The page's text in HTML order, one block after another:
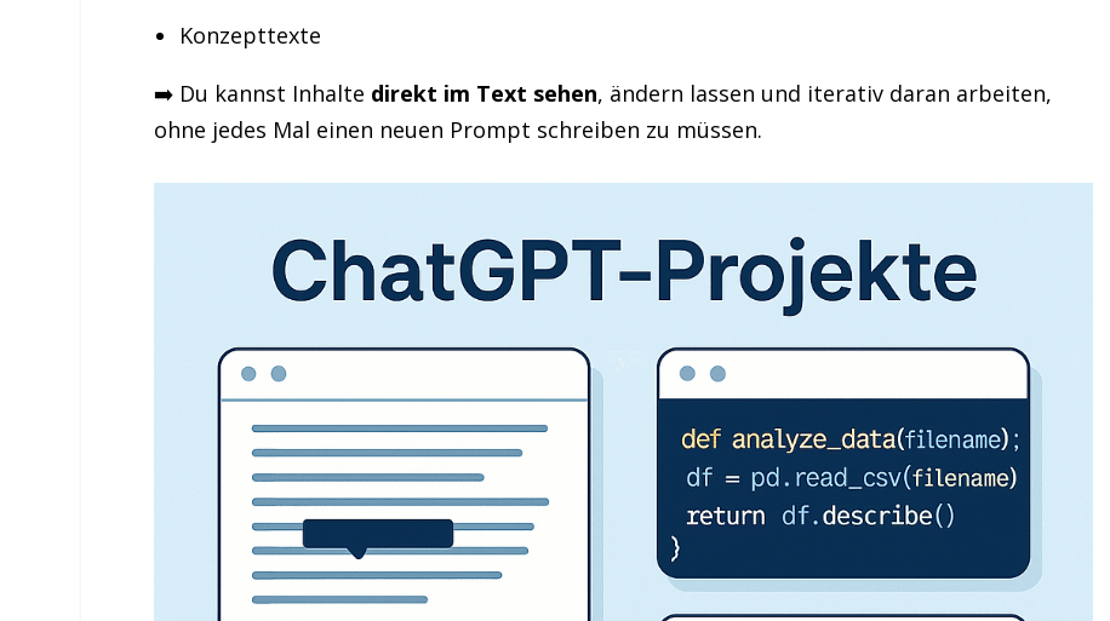
Konzepttexte
➡️ Du kannst Inhalte direkt im Text sehen, ändern lassen und iterativ daran arbeiten,
ohne jedes Mal einen neuen Prompt schreiben zu müssen.